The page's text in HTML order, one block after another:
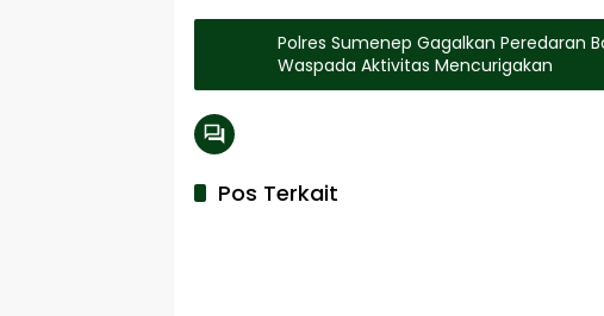
Polres Sumenep Gagalkan Peredaran
Waspada Aktivitas Mencurigakan
Pos Terkait